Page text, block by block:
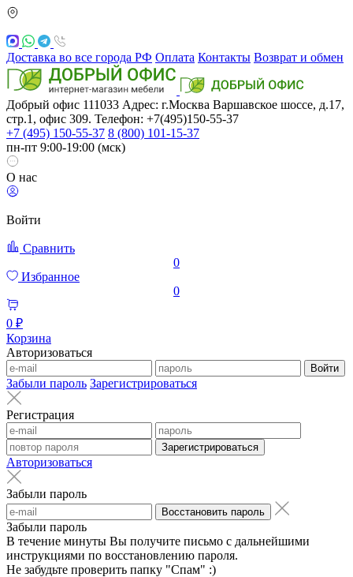
Доставка во все города РФ Оплата Контакты Возврат и обмен
Добрый офис 111033 Адрес: г.Москва Варшавское шоссе, д.17,
стр.1, офис 309. Телефон: +7(495)150-55-37
+7 (495) 150-55-37 8 (800) 101-15-37
пн-пт 9:00-19:00 (мск)
О нас
Войти
Сравнить
0
Избранное
0
0 ₽
Корзина
Авторизоваться
Войти
Забыли пароль Зарегистрироваться
Регистрация
Зарегистрироваться
Авторизоваться
Забыли пароль
Восстановить пароль
Забыли пароль
В течение минуты Вы получите письмо с дальнейшими
инструкциями по восстановлению пароля.
Не забудьте проверить папку "Спам" :)